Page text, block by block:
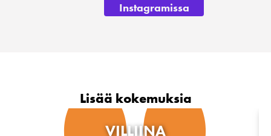
Instagramissa
Lisää kokemuksia
VILLIINA